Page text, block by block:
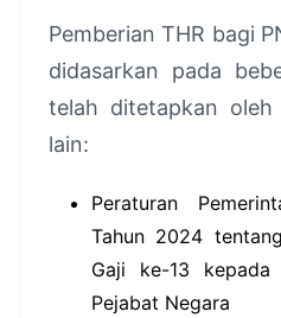
Pemberian THR bagi
didasarkan pada
telah ditetapkan oleh
lain:
Peraturan
Tahun 2024
Gaji ke-13
Pejabat Negara